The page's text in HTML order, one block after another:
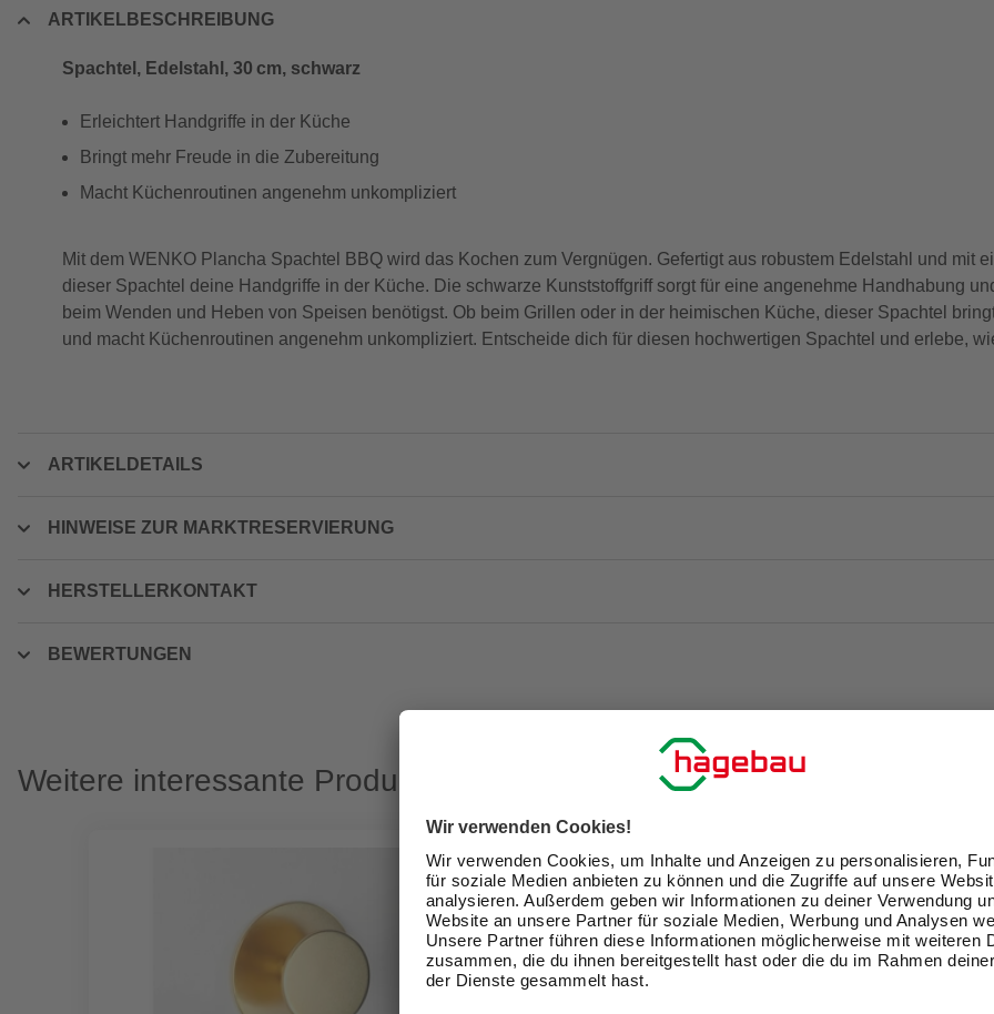
ARTIKELBESCHREIBUNG
Spachtel, Edelstahl, 30 cm, schwarz
Erleichtert Handgriffe in der Küche
Bringt mehr Freude in die Zubereitung
Macht Küchenroutinen angenehm unkompliziert
Mit dem WENKO Plancha Spachtel BBQ wird das Kochen zum Vergnügen. Gefertigt aus robustem Edelstahl und mit
dieser Spachtel deine Handgriffe in der Küche. Die schwarze Kunststoffgriff sorgt für eine angenehme Handhabung
beim Wenden und Heben von Speisen benötigst. Ob beim Grillen oder in der heimischen Küche, dieser Spachtel
und macht Küchenroutinen angenehm unkompliziert. Entscheide dich für diesen hochwertigen Spachtel und erlebe,
ARTIKELDETAILS
HINWEISE ZUR MARKTRESERVIERUNG
HERSTELLERKONTAKT
BEWERTUNGEN
Weitere interessante Produkte